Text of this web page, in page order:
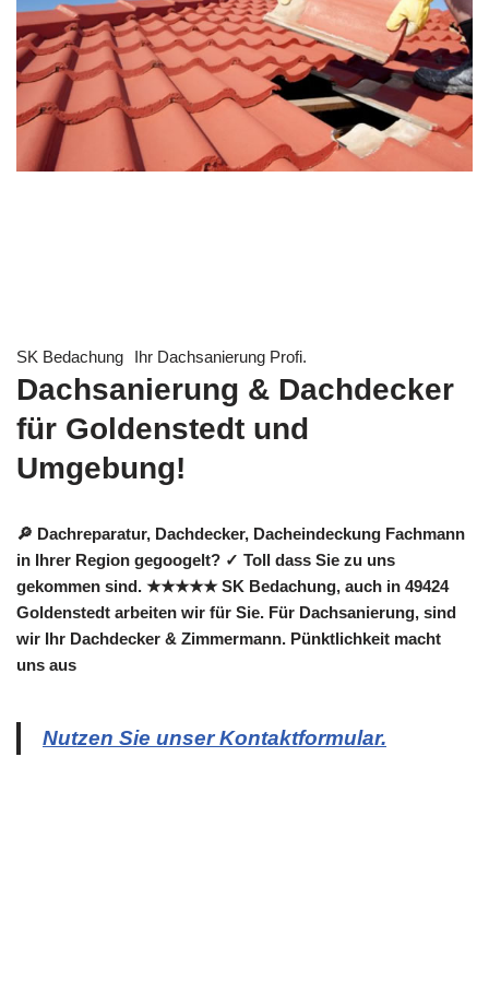
SK Bedachung Ihr Dachsanierung Profi.
Dachsanierung & Dachdecker
für Goldenstedt und
Umgebung!
🔎 Dachreparatur, Dachdecker, Dacheindeckung Fachmann
in Ihrer Region gegoogelt? ✓ Toll dass Sie zu uns
gekommen sind. ★★★★★ SK Bedachung, auch in 49424
Goldenstedt arbeiten wir für Sie. Für Dachsanierung, sind
wir Ihr Dachdecker & Zimmermann. Pünktlichkeit macht
uns aus
Nutzen Sie unser Kontaktformular.